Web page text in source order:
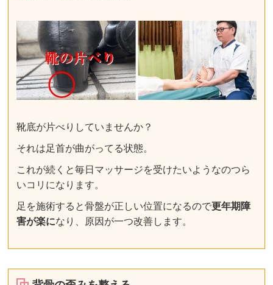
靴底が片べりしていませんか？
それは足首が曲がってる状態。
これが続くと毎日マッサージを受けたいようなのつら
いコリになります。
足を施術すると骨盤が正しい位置になるので更年期障
害が楽になり、原因が一つ改善します。